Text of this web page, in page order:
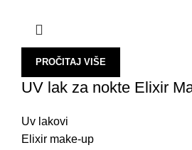
PROČITAJ VIŠE
UV lak za nokte Elixir
Uv lakovi
Elixir make-up